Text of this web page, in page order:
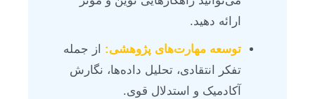
ارائه دهید.
توسعه مهارت‌های پژوهشی: از جمله
تفکر انتقادی، تحلیل داده‌ها، نگارش
آکادمیک و استدلال قوی.